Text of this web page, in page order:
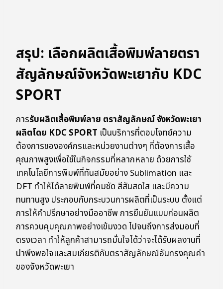
สรุป: เลือกผลิตเสื้อพิมพ์ลายตรา
สัญลักษณ์จังหวัดพะเยากับ KDC
SPORT
การรับผลิตเสื้อพิมพ์ลาย ตราสัญลักษณ์ จังหวัดพะเยา
ผลิตโดย KDC SPORT เป็นบริการที่ตอบโจทย์ความ
ต้องการขององค์กรและหน่วยงานต่างๆ ที่ต้องการเสื้อ
คุณภาพสูงเพื่อใช้ในกิจกรรมที่หลากหลาย ด้วยการใช้
เทคโนโลยีการพิมพ์ที่ทันสมัยอย่าง Sublimation และ
DFT ทำให้ได้ลายพิมพ์ที่คมชัด สีสันสดใส และมีความ
ทนทานสูง ประกอบกับกระบวนการผลิตที่เป็นระบบ ตั้งแต่
การให้คำปรึกษาอย่างมืออาชีพ การยืนยันแบบก่อนผลิต
การควบคุมคุณภาพอย่างเข้มงวด ไปจนถึงการส่งมอบที่
ตรงเวลา ทำให้ลูกค้าสามารถมั่นใจได้ว่าจะได้รับผลงานที่
น่าพึงพอใจและสมเกียรติกับตราสัญลักษณ์อันทรงคุณค่า
ของจังหวัดพะเยา